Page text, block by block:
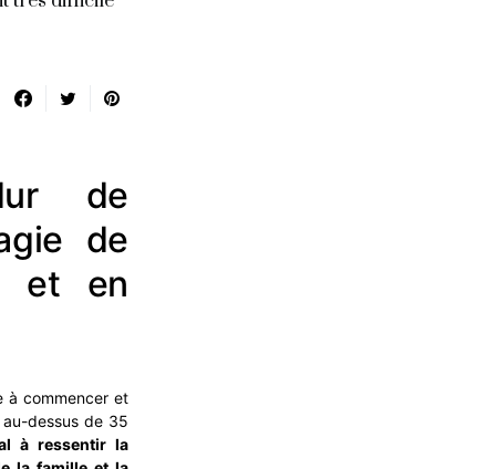
de
de
et en
à commencer et
dessus de 35
à ressentir la